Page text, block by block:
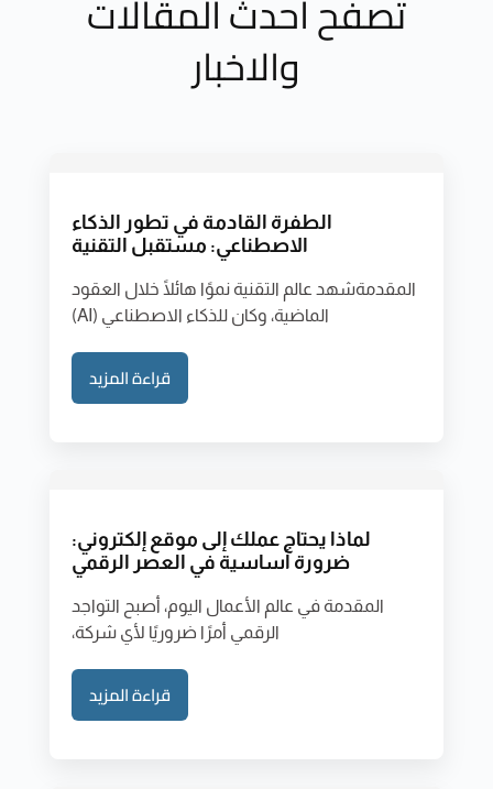
تصفح احدث المقالات
والاخبار
الطفرة القادمة في تطور الذكاء
الاصطناعي: مستقبل التقنية
المقدمةشهد عالم التقنية نموًا هائلًا خلال العقود
الماضية، وكان للذكاء الاصطناعي (AI)
قراءة المزيد
لماذا يحتاج عملك إلى موقع إلكتروني:
ضرورة أساسية في العصر الرقمي
المقدمة في عالم الأعمال اليوم، أصبح التواجد
الرقمي أمرًا ضروريًا لأي شركة،
قراءة المزيد